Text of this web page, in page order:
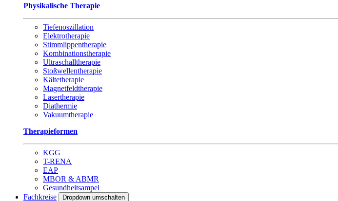
Physikalische Therapie
Tiefenoszillation
Elektrotherapie
Stimmlippentherapie
Kombinationstherapie
Ultraschalltherapie
Stoßwellentherapie
Kältetherapie
Magnetfeldtherapie
Lasertherapie
Diathermie
Vakuumtherapie
Therapieformen
KGG
T-RENA
EAP
MBOR & ABMR
Gesundheitsampel
Fachkreise
Dropdown umschalten